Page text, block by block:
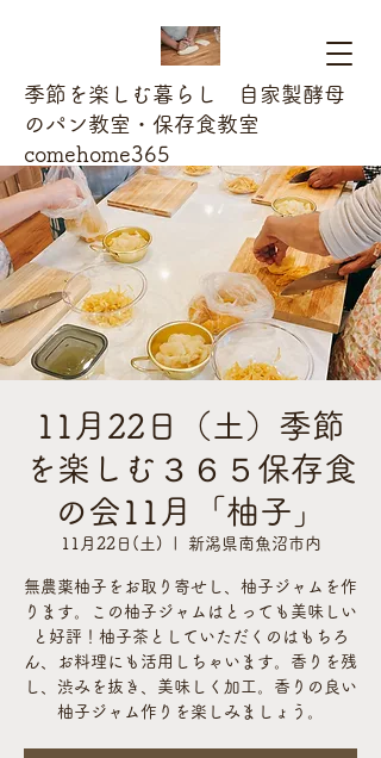
季節を楽しむ暮らし 自家製酵母
のパン教室・保存食教室
comehome365
11月22日（土）季節
を楽しむ３６５保存食
の会11月「柚子」
11月22日(土) 新潟県南魚沼市内
無農薬柚子をお取り寄せし、柚子ジャムを作
ります。この柚子ジャムはとっても美味しい
と好評！柚子茶としていただくのはもちろ
ん、お料理にも活用しちゃいます。香りを残
し、渋みを抜き、美味しく加工。香りの良い
柚子ジャム作りを楽しみましょう。